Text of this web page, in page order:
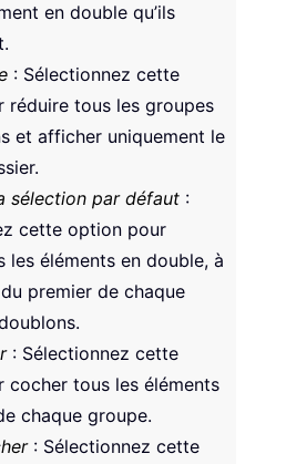
en double qu’ils
: Sélectionnez cette
réduire tous les groupes
et afficher uniquement le
sélection par défaut :
cette option pour
les éléments en double, à
premier de chaque
: Sélectionnez cette
cocher tous les éléments
chaque groupe.
: Sélectionnez cette